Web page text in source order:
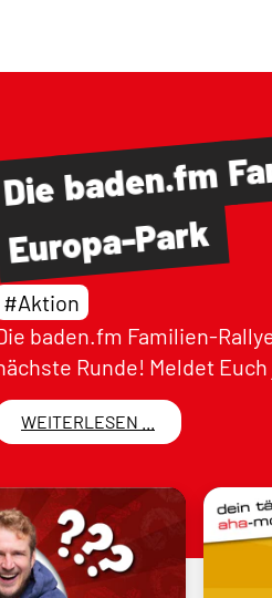
Die baden.fm
Europa-Park
#Aktion
baden.fm Familien-
Runde! Meldet
WEITERLESEN ...